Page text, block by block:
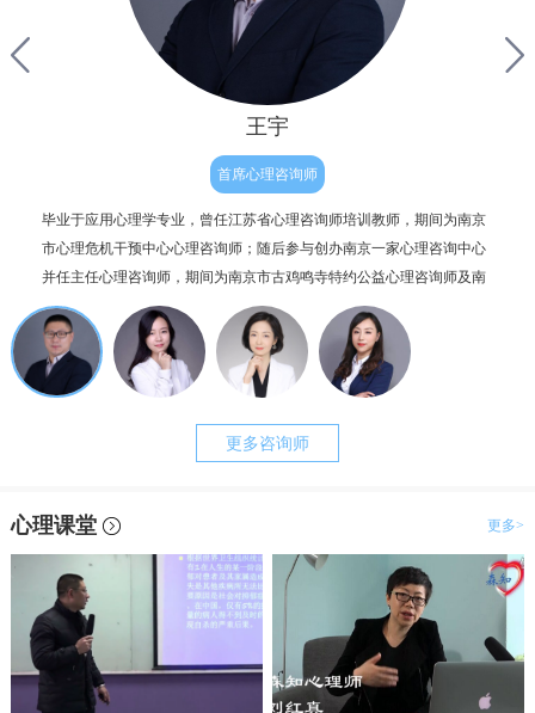
王宇
首席心理咨询师
毕业于应用心理学专业，曾任江苏省心理咨询师培训教师，期间为南京
市心理危机干预中心心理咨询师；随后参与创办南京一家心理咨询中心
并任主任心理咨询师，期间为南京市古鸡鸣寺特约公益心理咨询师及南
京市职工心理咨询服务中心副主任。咨询案例过两千例，治疗时长超一
万小时。
更多咨询师
心理课堂 更多>